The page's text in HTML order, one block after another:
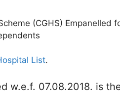
(CGHS) Empanelled
List.
w.e.f. 07.08.2018. is